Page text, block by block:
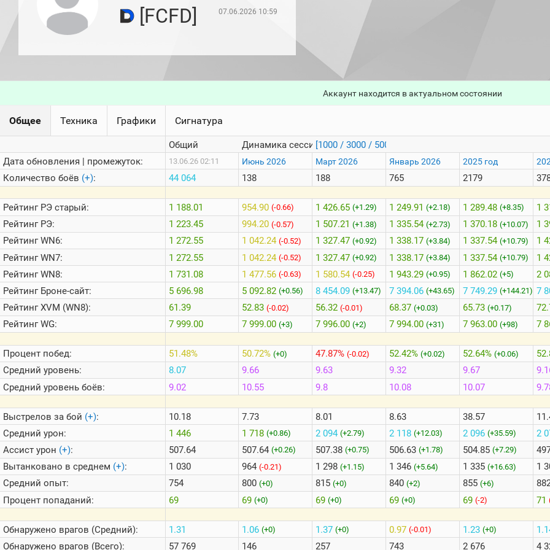
последние
1000
стримеров
Информация
Онлайн
Цветовая
шкала
Теlegram
ВК
Портал
Мира
[FCFD]
07.06.2026 10:59
Аккаунт находится в актуальном состоянии
Общее Техника Графики Сигнатура
Дата обновления | промежуток:
Количество боёв (+):
РейтингРЭ старый:
РейтингРЭ:
РейтингWN6:
РейтингWN7:
РейтингWN8:
РейтингБроне-сайт:
РейтингXVM (WN8):
РейтингWG:
Процент побед:
Средний уровень:
Средний уровень боёв:
Выстрелов за бой (+):
Средний урон:
Ассист урон (+):
Вытанковано в среднем (+):
Средний опыт:
Процент попаданий:
Обнаружено врагов (Средний):
Обнаружено врагов (Всего):
Общий
13.06.26 02:11
44 064
1 188.01
1 223.45
1 272.55
1 272.55
1 731.08
5 696.98
61.39
7 999.00
51.48%
8.07
9.02
10.18
1 446
507.64
1 030
754
69
1.31
57 769
Динамика сессий
Июнь 2026
138
954.90 (-0.66)
994.20 (-0.57)
1 042.24 (-0.52)
1 042.24 (-0.52)
1 477.56 (-0.63)
5 092.82 (+0.56)
52.83 (-0.02)
7 999.00 (+3)
50.72% (+0)
9.66
10.55
7.73
1 718 (+0.86)
507.64 (+0.26)
964 (-0.21)
800 (+0)
69 (+0)
1.06 (+0)
146
[1000 / 3000 / 5000]
Март 2026
188
1 426.65 (+1.29)
1 507.21 (+1.38)
1 327.47 (+0.92)
1 327.47 (+0.92)
1 580.54 (-0.25)
8 454.09 (+13.47)
56.32 (-0.01)
7 996.00 (+2)
47.87% (-0.02)
9.63
9.8
8.01
2 094 (+2.79)
507.38 (+0.75)
1 298 (+1.15)
815 (+0)
69 (+0)
1.37 (+0)
257
Январь 2026
765
1 249.91 (+2.18)
1 335.54 (+2.73)
1 338.17 (+3.84)
1 338.17 (+3.84)
1 943.29 (+0.95)
7 394.06 (+43.65)
68.37 (+0.03)
7 994.00 (+31)
52.42% (+0.02)
9.32
10.08
8.63
2 118 (+12.03)
506.63 (+1.78)
1 346 (+5.64)
840 (+2)
69 (+0)
0.97 (-0.01)
743
2025 год
2179
1 289.48 (+8.35)
1 370.18 (+10.07)
1 337.54 (+10.79)
1 337.54 (+10.79)
1 862.02 (+5)
7 749.29 (+144.21)
65.73 (+0.17)
7 963.00 (+98)
52.64% (+0.06)
9.67
10.07
38.57
2 096 (+35.59)
504.85 (+7.29)
1 335 (+16.63)
855 (+6)
69 (-2)
1.23 (+0)
2 676
1
1
1
1
2
7
7
2
1
71
4